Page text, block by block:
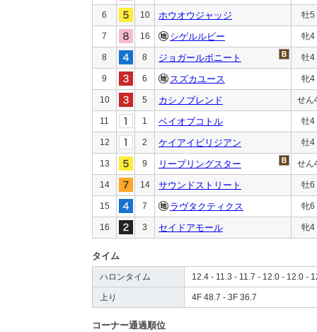
6 10 ホウオウジャッジ 牡5
7 16 シゲルルビー 牝4
8 8 ジョガールボニート 牡4
9 6 スズカユース 牝4
10 5 カシノブレンド せん
11 1 ベイオブコトル 牡4
12 2 ケイアイビリジアン 牡4
13 9 リープリングスター せん
14 14 サウンドストリート 牡6
15 7 ラヴタクティクス 牝6
16 3 セイドアモール 牝4
タイム
ハロンタイム 12.4 - 11.3 - 11.7 - 12.0 - 12.0 -
上り 4F 48.7 - 3F 36.7
コーナー通過順位